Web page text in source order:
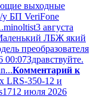
выходные
у БП VeriFone
minoltist3 августа
ЛБЖ який
преобразователя
00:07Здравствуйте.
Комментарий к
LRS-350-12 и
12 июля 2026